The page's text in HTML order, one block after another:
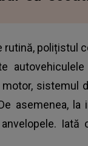
polițistul
sistemul
asemenea, la
Iată